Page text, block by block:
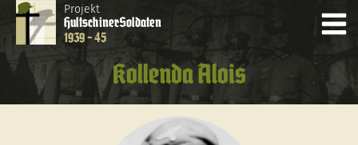
Projekt
HultschinerSoldaten
1939 - 45
Kollenda Alois